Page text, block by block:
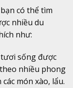
có thể tìm
nhiều du
như:
sống được
nhiều phong
món xào, lẩu.